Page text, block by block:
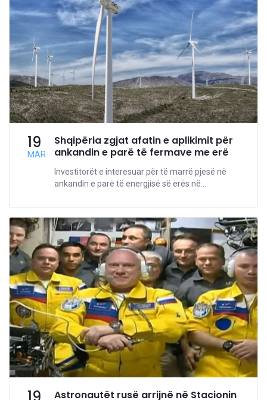
19
MAR
Shqipëria zgjat afatin e aplikimit për
ankandin e parë të fermave me erë
Investitorët e interesuar për të marrë pjesë në
ankandin e parë të energjisë së erës në...
Astronautët rusë arrijnë në Stacionin